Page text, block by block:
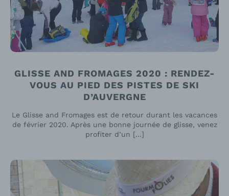
GLISSE AND FROMAGES 2020 : RENDEZ-
VOUS AU PIED DES PISTES DE SKI
D’AUVERGNE
Le Glisse and Fromages est de retour durant les vacances
de février 2020. Après une bonne journée de glisse, venez
profiter d’un [...]